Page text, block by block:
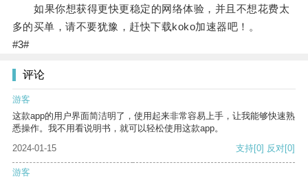
如果你想获得更快更稳定的网络体验，并且不想花费太
多的买单，请不要犹豫，赶快下载koko加速器吧！。
#3#
评论
游客
这款app的用户界面简洁明了，使用起来非常容易上手，让我能够快速熟
悉操作。我不用看说明书，就可以轻松使用这款app。
2024-01-15
支持[0] 反对[0]
游客